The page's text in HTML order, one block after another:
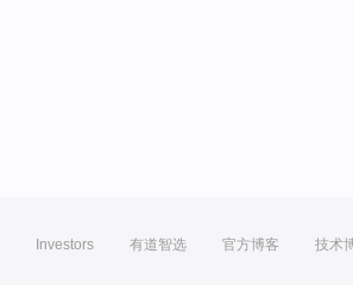
Investors 有道智选 官方博客 技术